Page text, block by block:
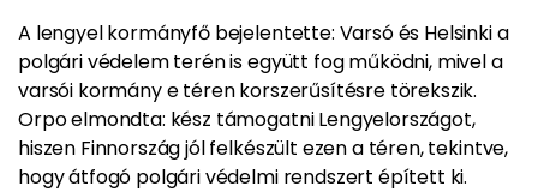
A lengyel kormányfő bejelentette: Varsó és Helsinki a
polgári védelem terén is együtt fog működni, mivel a
varsói kormány e téren korszerűsítésre törekszik.
Orpo elmondta: kész támogatni Lengyelországot,
hiszen Finnország jól felkészült ezen a téren, tekintve,
hogy átfogó polgári védelmi rendszert épített ki.